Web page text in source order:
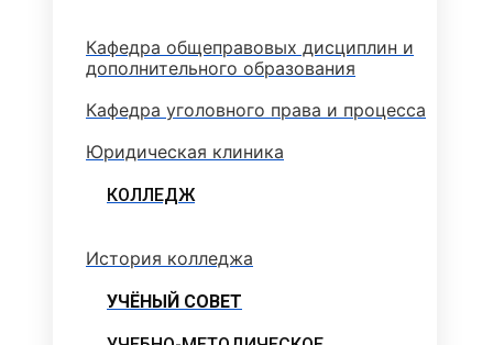
Кафедра общеправовых дисциплин и
дополнительного образования
Кафедра уголовного права и процесса
Юридическая клиника
КОЛЛЕДЖ
История колледжа
УЧЁНЫЙ СОВЕТ